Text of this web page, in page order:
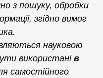
з пошуку, обробки
згідно вимог
науковою
використанів
самостійного